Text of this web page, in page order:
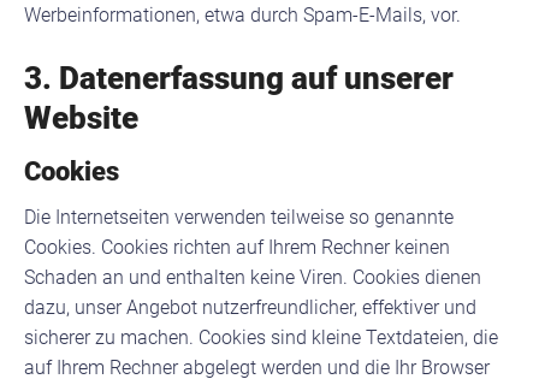
Werbeinformationen, etwa durch Spam-E-Mails, vor.
3. Datenerfassung auf unserer
Website
Cookies
Die Internetseiten verwenden teilweise so genannte
Cookies. Cookies richten auf Ihrem Rechner keinen
Schaden an und enthalten keine Viren. Cookies dienen
dazu, unser Angebot nutzerfreundlicher, effektiver und
sicherer zu machen. Cookies sind kleine Textdateien, die
auf Ihrem Rechner abgelegt werden und die Ihr Browser